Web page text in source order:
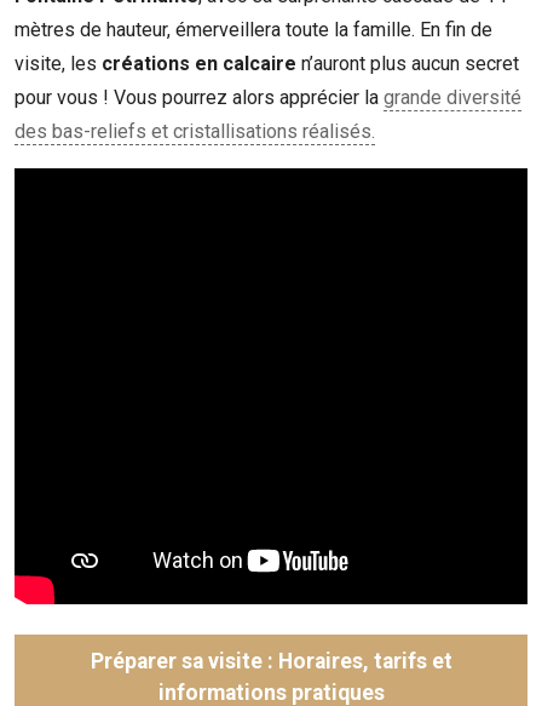
mètres de hauteur, émerveillera toute la famille. En fin de
visite, les créations en calcaire n’auront plus aucun secret
pour vous ! Vous pourrez alors apprécier la grande diversité
des bas-reliefs et cristallisations réalisés.
Préparer sa visite : Horaires, tarifs et
informations pratiques